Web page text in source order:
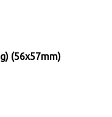
(56x57mm)